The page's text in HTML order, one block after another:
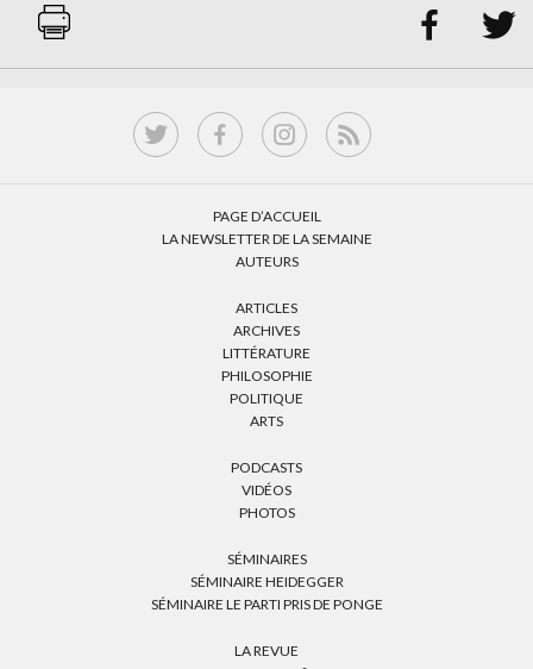
 
PAGE D’ACCUEIL
LA NEWSLETTER DE LA SEMAINE
AUTEURS
ARTICLES
ARCHIVES
LITTÉRATURE
PHILOSOPHIE
POLITIQUE
ARTS
PODCASTS
VIDÉOS
PHOTOS
SÉMINAIRES
SÉMINAIRE HEIDEGGER
SÉMINAIRE LE PARTI PRIS DE PONGE
LA REVUE